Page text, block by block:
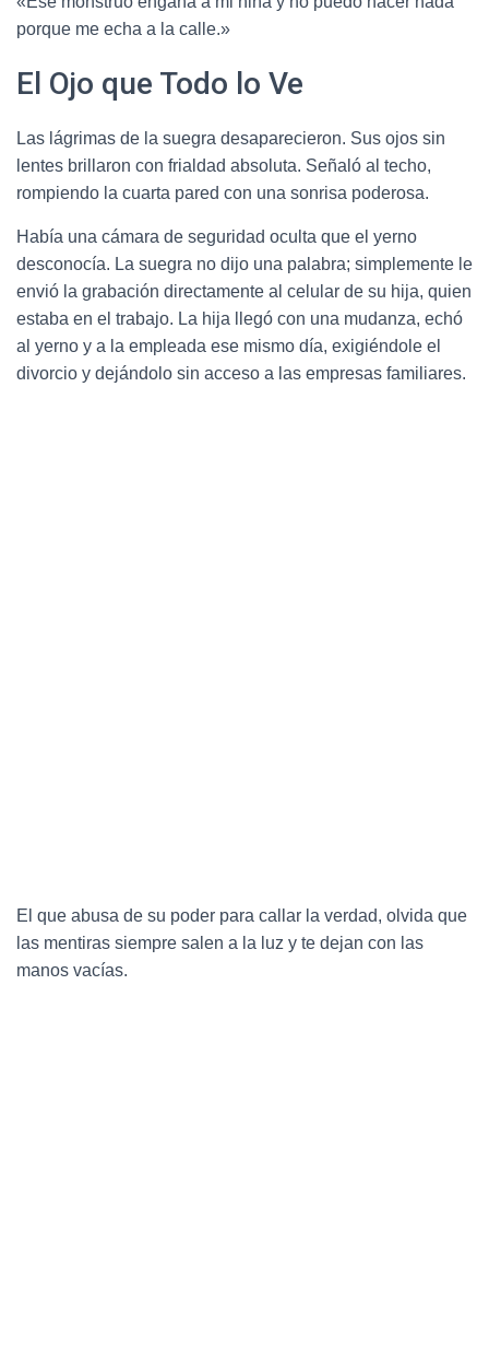
porque me echa a la calle.»
El Ojo que Todo lo Ve
Las lágrimas de la suegra desaparecieron. Sus ojos sin
lentes brillaron con frialdad absoluta. Señaló al techo,
rompiendo la cuarta pared con una sonrisa poderosa.
Había una cámara de seguridad oculta que el yerno
desconocía. La suegra no dijo una palabra; simplemente le
envió la grabación directamente al celular de su hija, quien
estaba en el trabajo. La hija llegó con una mudanza, echó
al yerno y a la empleada ese mismo día, exigiéndole el
divorcio y dejándolo sin acceso a las empresas familiares.
El que abusa de su poder para callar la verdad, olvida que
las mentiras siempre salen a la luz y te dejan con las
manos vacías.